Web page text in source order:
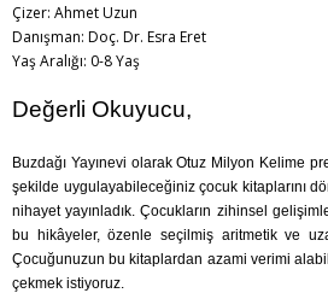
Çizer: Ahmet Uzun
Danışman: Doç. Dr. Esra Eret
Yaş Aralığı: 0-8 Yaş
Değerli Okuyucu,
Buzdağı Yayınevi olarak Otuz Milyon Kelime
şekilde uygulayabileceğiniz çocuk kitaplarını
nihayet yayınladık. Çocukların zihinsel
bu hikâyeler, özenle seçilmiş aritmetik ve
Çocuğunuzun bu kitaplardan azami verimi
çekmek istiyoruz.